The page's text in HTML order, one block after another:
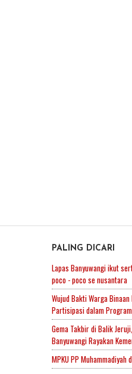
PALING DICARI
Lapas Banyuwangi ikut
poco - poco se nusantara
Wujud Bakti Warga
Partisipasi dalam
Gema Takbir di Balik
Banyuwangi Rayakan
MPKU PP Muhammadiyah